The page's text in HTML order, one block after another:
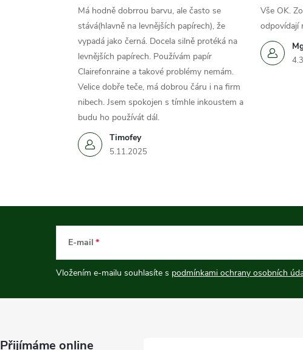
Timofey
5.11.2025
Má hodně dobrrou barvu, ale často se
stává(hlavně na levnějších papírech), že
vypadá jako černá. Docela silně protéká na
levnějších papírech. Používám papír
Clairefonraine a takové problémy nemám.
Velice dobře teče, má dobrou čáru i na firm
nibech. Jsem spokojen s tímhle inkoustem a
budu ho používát dál.
Vše OK.
odpovídají
E-mail
Vložením e-mailu souhlasíte s podmínkami ochrany osobních
Přijímáme online